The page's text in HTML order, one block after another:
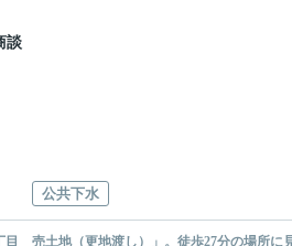
談
公共下水
売土地（更地渡し）」。徒歩27分の場所に